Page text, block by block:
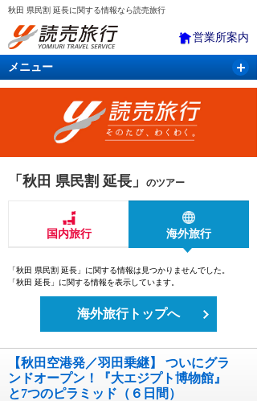
秋田 県民割 延長に関する情報なら読売旅行
営業所案内
メニュー
国内旅行 バスツアー 海外旅行
「秋田 県民割 延長」 のツアー
国内旅行 海外旅行
「秋田 県民割 延長」に関する情報は見つかりませんでした。
「秋田 延長」に関する情報を表示しています。
海外旅行トップへ
【秋田空港発／羽田乗継】 ついにグラ
ンドオープン！『大エジプト博物館』
と7つのピラミッド（６日間）